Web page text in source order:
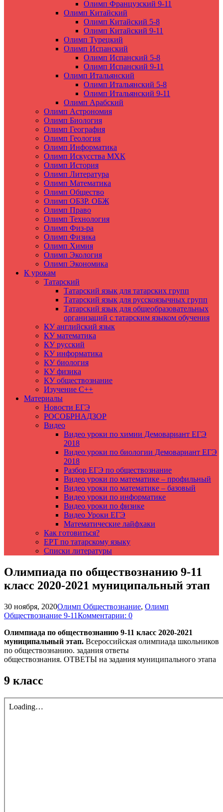
Олимп Французский 9-11
Олимп Китайский
Олимп Китайский 5-8
Олимп Китайский 9-11
Олимп Турецкий
Олимп Испанский
Олимп Испанский 5-8
Олимп Испанский 9-11
Олимп Итальянский
Олимп Итальянский 5-8
Олимп Итальянский 9-11
Олимп Арабский
Олимп Астрономия
Олимп Биология
Олимп География
Олимп Геология
Олимп Информатика
Олимп Искусства МХК
Олимп История
Олимп Литература
Олимп Математика
Олимп Общество
Олимп ОБЗР. ОБЖ
Олимп Право
Олимп Технология
Олимп Физ-ра
Олимп Физика
Олимп Химия
Олимп Экология
Олимп Экономика
К урокам
Татарский
Татарский язык для татарских групп
Татарский язык для русскоязычных групп
Татарский язык для общеобразовательных
организаций с татарским языком обучения
КУ английский язык
КУ математика
КУ русский
КУ информатика
КУ биология
КУ физика
КУ обществознание
Изучение C++
Материалы
Новости ЕГЭ
РОСОБРНАДЗОР
Видео
Видео уроки по химии Демовариант ЕГЭ
2018
Видео уроки по биологии Демовариант ЕГЭ
2018
Разбор ЕГЭ по обществознание
Видео уроки по математике – профильный
Видео уроки по математике – базовый
Видео уроки по информатике
Видео уроки по физике
Видео Уроки ЕГЭ
Математические лайфхаки
Как готовиться?
ЕРТ по татарскому языку
Списки литературы
Олимпиада по обществознанию 9-11
класс 2020-2021 муниципальный этап
30 ноября, 2020Олимп Обществознание, Олимп
Обществознание 9-11Комментарии: 0
Олимпиада по обществознанию 9-11 класс 2020-2021
муниципальный этап. Всероссийская олимпиада школьников
по обществознанию. задания ответы
обществознания. ОТВЕТЫ на задания муниципального этапа
9 класс